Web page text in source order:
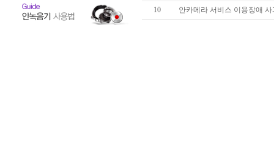
10 안카메라 서비스 이용장애